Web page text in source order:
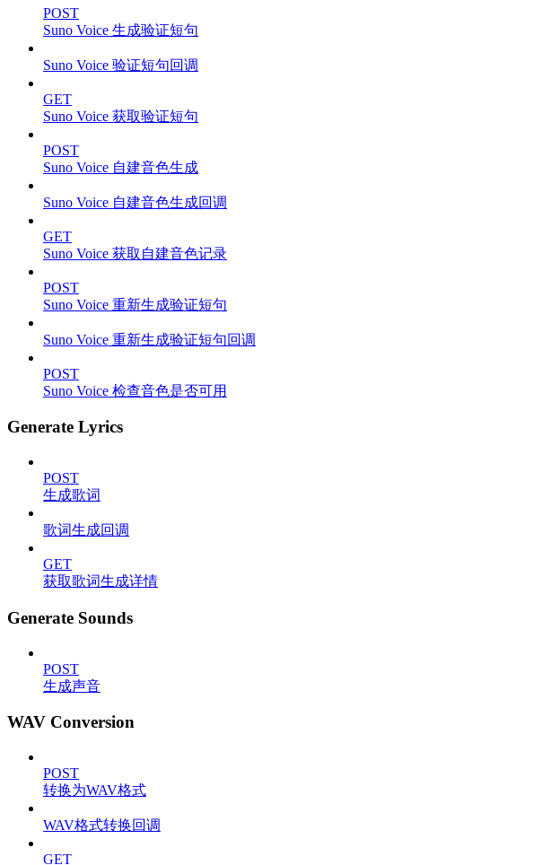
POST
Suno Voice 生成验证短句
Suno Voice 验证短句回调
GET
Suno Voice 获取验证短句
POST
Suno Voice 自建音色生成
Suno Voice 自建音色生成回调
GET
Suno Voice 获取自建音色记录
POST
Suno Voice 重新生成验证短句
Suno Voice 重新生成验证短句回调
POST
Suno Voice 检查音色是否可用
Generate Lyrics
POST
生成歌词
歌词生成回调
GET
获取歌词生成详情
Generate Sounds
POST
生成声音
WAV Conversion
POST
转换为WAV格式
WAV格式转换回调
GET